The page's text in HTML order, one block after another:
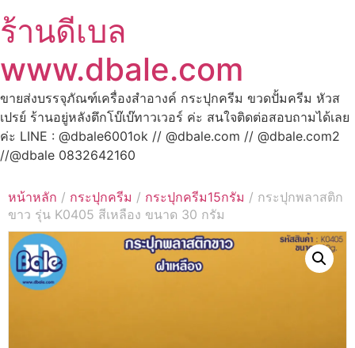
ร้านดีเบล
www.dbale.com
ขายส่งบรรจุภัณฑ์เครื่องสำอางค์ กระปุกครีม ขวดปั้มครีม หัวส
เปรย์ ร้านอยู่หลังตึกโบ๊เบ๊ทาวเวอร์ ค่ะ สนใจติดต่อสอบถามได้เลย
ค่ะ LINE : @dbale6001ok // @dbale.com // @dbale.com2
//@dbale 0832642160
หน้าหลัก / กระปุกครีม / กระปุกครีม15กรัม / กระปุกพลาสติก
ขาว รุ่น K0405 สีเหลือง ขนาด 30 กรัม